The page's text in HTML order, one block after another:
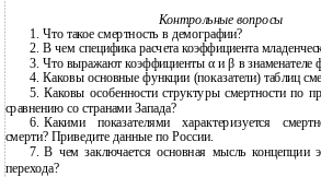
Контрольные вопросы
1. Что такое смертность в демографии?
2. В чем специфика расчета коэффициента
3. Что выражают коэффициенты α и β в знаменателе
4. Каковы основные функции (показатели) таблиц
5. Каковы особенности структуры смертности по
сравнению со странами Запада?
6. Какими показателями характеризуется
смерти? Приведите данные по России.
7. В чем заключается основная мысль концепции
перехода?